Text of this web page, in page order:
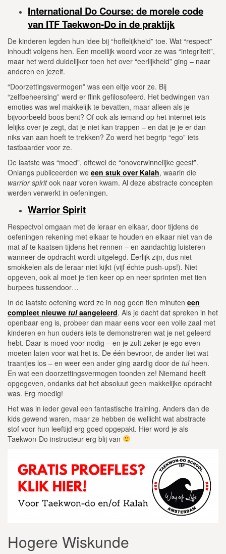
International Do Course: de morele code
van ITF Taekwon-Do in de praktijk
De kinderen legden hun idee bij “hoffelijkheid” toe. Wat “respect”
inhoudt volgens hen. Een moeilijk woord voor ze was “integriteit”,
maar het werd duidelijker toen het over “eerlijkheid” ging – naar
anderen en jezelf.
“Doorzettingsvermogen” was een eitje voor ze. Bij
“zelfbeheersing” werd er flink gefilosofeerd. Het bedwingen van
emoties was wel makkelijk te bevatten, maar alleen als je
bijvoorbeeld boos bent? Of ook als iemand op het internet iets
lelijks over je zegt, dat je niet kan trappen – en dat je je er dan
niks van aan hoeft te trekken? Zo werd het begrip “ego” iets
tastbaarder voor ze.
De laatste was “moed”, oftewel de “onoverwinnelijke geest”.
Onlangs publiceerden we een stuk over Kalah, waarin die
warrior spiritook naar voren kwam. Al deze abstracte concepten
werden verwerkt in oefeningen.
Warrior Spirit
Respectvol omgaan met de leraar en elkaar, door tijdens de
oefeningen rekening met elkaar te houden en elkaar niet van de
mat af te kaatsen tijdens het rennen – en aandachtig luisteren
wanneer de opdracht wordt uitgelegd. Eerlijk zijn, dus niet
smokkelen als de leraar niet kijkt (vijf échte push-ups!). Niet
opgeven, ook al moet je tien keer op en neer sprinten met tien
burpees tussendoor…
In de laatste oefening werd ze in nog geen tien minuten een
compleet nieuwe tulaangeleerd. Als je dacht dat spreken in het
openbaar eng is, probeer dan maar eens voor een volle zaal met
kinderen en hun ouders iets te demonstreren wat je net geleerd
hebt. Daar is moed voor nodig – en je zult zeker je ego even
moeten laten voor wat het is. De één bevroor, de ander liet wat
traantjes los – en weer een ander ging aardig door de tulheen.
En wat een doorzettingsvermogen toonden ze! Niemand heeft
opgegeven, ondanks dat het absoluut geen makkelijke opdracht
was. Erg moedig!
Het was in ieder geval een fantastische training. Anders dan de
kids gewend waren, maar ze hebben de wellicht wat abstracte
stof voor hun leeftijd erg goed opgepakt. Hier word je als
Taekwon-Do instructeur erg blij van
Hogere Wiskunde